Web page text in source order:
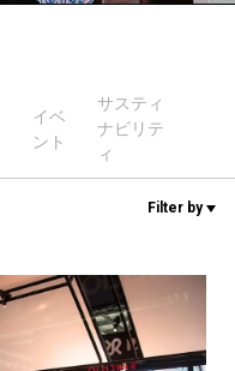
イベ
ント
サスティ
ナビリテ
ィ
Filter by